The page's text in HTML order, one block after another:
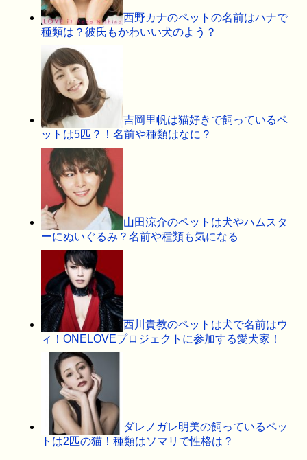
西野カナのペットの名前はハナで
種類は？彼氏もかわいい犬のよう？
吉岡里帆は猫好きで飼っているペ
ットは5匹？！名前や種類はなに？
山田涼介のペットは犬やハムスタ
ーにぬいぐるみ？名前や種類も気になる
西川貴教のペットは犬で名前はウ
ィ！ONELOVEプロジェクトに参加する愛犬家！
ダレノガレ明美の飼っているペッ
トは2匹の猫！種類はソマリで性格は？